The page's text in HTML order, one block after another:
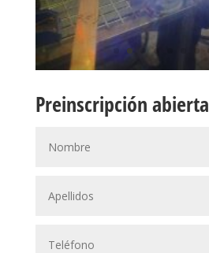
Preinscripción abierta